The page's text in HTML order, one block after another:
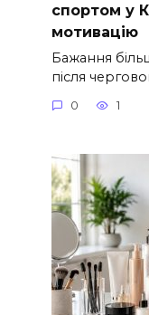
спортом у
мотивацію
Бажання
після
0 1